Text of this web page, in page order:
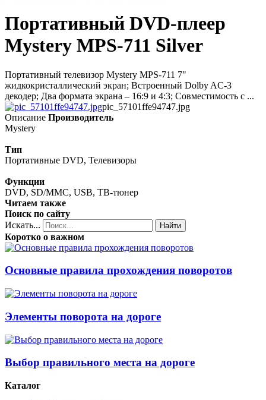
Портативный DVD-плеер
Mystery MPS-711 Silver
Портативный телевизор Mystery MPS-711 7"
жидкокристаллический экран; Встроенный Dolby AC-3
декодер; Два формата экрана – 16:9 и 4:3; Совместимость с ...
pic_57101ffe94747.jpg
Описание Производитель
Mystery
Тип
Портативные DVD, Телевизоры
Функции
DVD, SD/MMC, USB, ТВ-тюнер
Читаем также
Поиск по сайту
Искать...
Найти
Коротко о важном
Основные правила прохождения поворотов
Элементы поворота на дороге
Выбор правильного места на дороге
Каталог